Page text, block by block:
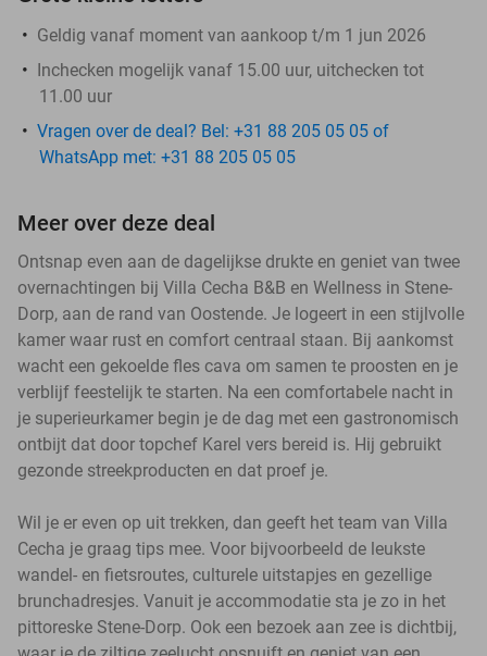
Geldig vanaf moment van aankoop t/m 1 jun 2026
Inchecken mogelijk vanaf 15.00 uur, uitchecken tot
11.00 uur
Vragen over de deal? Bel: +31 88 205 05 05 of
WhatsApp met: +31 88 205 05 05
Meer over deze deal
Ontsnap even aan de dagelijkse drukte en geniet van twee
overnachtingen bij Villa Cecha B&B en Wellness in Stene-
Dorp, aan de rand van Oostende. Je logeert in een stijlvolle
kamer waar rust en comfort centraal staan. Bij aankomst
wacht een gekoelde fles cava om samen te proosten en je
verblijf feestelijk te starten. Na een comfortabele nacht in
je superieurkamer begin je de dag met een gastronomisch
ontbijt dat door topchef Karel vers bereid is. Hij gebruikt
gezonde streekproducten en dat proef je.
Wil je er even op uit trekken, dan geeft het team van Villa
Cecha je graag tips mee. Voor bijvoorbeeld de leukste
wandel- en fietsroutes, culturele uitstapjes en gezellige
brunchadresjes. Vanuit je accommodatie sta je zo in het
pittoreske Stene-Dorp. Ook een bezoek aan zee is dichtbij,